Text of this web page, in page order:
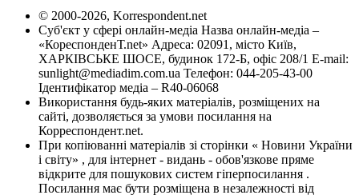
© 2000-2026, Korrespondent.net
Суб'єкт у сфері онлайн-медіа Назва онлайн-медіа –
«КореспонденТ.net» Адреса: 02091, місто Київ,
ХАРКІВСЬКЕ ШОСЕ, будинок 172-Б, офіс 208/1 E-mail:
sunlight@mediadim.com.ua Телефон: 044-205-43-00
Ідентифікатор медіа – R40-06068
Використання будь-яких матеріалів, розміщених на
сайті, дозволяється за умови посилання на
Корреспондент.net.
При копіюванні матеріалів зі сторінки « Новини України
і світу» , для інтернет - видань - обов'язкове пряме
відкрите для пошукових систем гіперпосилання .
Посилання має бути розміщена в незалежності від